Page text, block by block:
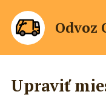
Odvoz
Upraviť